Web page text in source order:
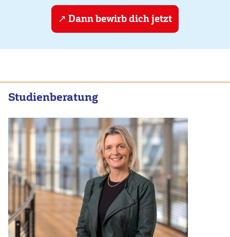
Dann bewirb dich jetzt
Studienberatung